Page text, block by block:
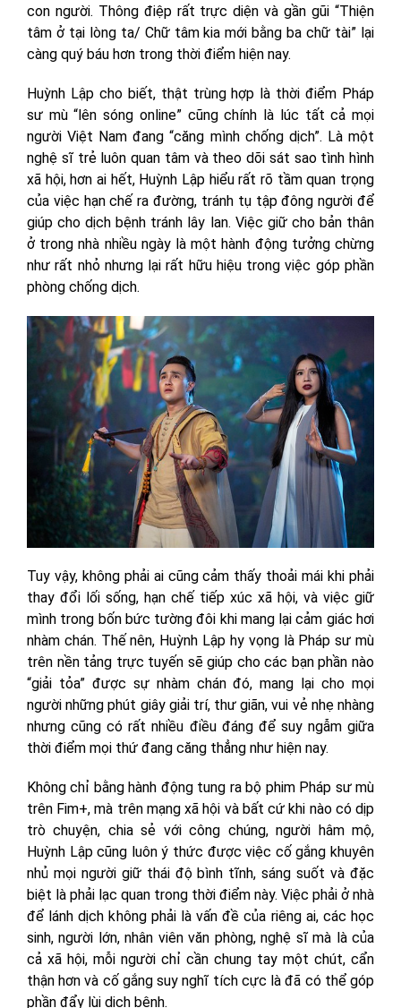
con người. Thông điệp rất trực diện và gần gũi “Thiện
tâm ở tại lòng ta/ Chữ tâm kia mới bằng ba chữ tài” lại
càng quý báu hơn trong thời điểm hiện nay.
Huỳnh Lập cho biết, thật trùng hợp là thời điểm Pháp
sư mù “lên sóng online” cũng chính là lúc tất cả mọi
người Việt Nam đang “căng mình chống dịch”. Là một
nghệ sĩ trẻ luôn quan tâm và theo dõi sát sao tình hình
xã hội, hơn ai hết, Huỳnh Lập hiểu rất rõ tầm quan trọng
của việc hạn chế ra đường, tránh tụ tập đông người để
giúp cho dịch bệnh tránh lây lan. Việc giữ cho bản thân
ở trong nhà nhiều ngày là một hành động tưởng chừng
như rất nhỏ nhưng lại rất hữu hiệu trong việc góp phần
phòng chống dịch.
Tuy vậy, không phải ai cũng cảm thấy thoải mái khi phải
thay đổi lối sống, hạn chế tiếp xúc xã hội, và việc giữ
mình trong bốn bức tường đôi khi mang lại cảm giác hơi
nhàm chán. Thế nên, Huỳnh Lập hy vọng là Pháp sư mù
trên nền tảng trực tuyến sẽ giúp cho các bạn phần nào
“giải tỏa” được sự nhàm chán đó, mang lại cho mọi
người những phút giây giải trí, thư giãn, vui vẻ nhẹ nhàng
nhưng cũng có rất nhiều điều đáng để suy ngẫm giữa
thời điểm mọi thứ đang căng thẳng như hiện nay.
Không chỉ bằng hành động tung ra bộ phim Pháp sư mù
trên Fim+, mà trên mạng xã hội và bất cứ khi nào có dịp
trò chuyện, chia sẻ với công chúng, người hâm mộ,
Huỳnh Lập cũng luôn ý thức được việc cố gắng khuyên
nhủ mọi người giữ thái độ bình tĩnh, sáng suốt và đặc
biệt là phải lạc quan trong thời điểm này. Việc phải ở nhà
để lánh dịch không phải là vấn đề của riêng ai, các học
sinh, người lớn, nhân viên văn phòng, nghệ sĩ mà là của
cả xã hội, mỗi người chỉ cần chung tay một chút, cẩn
thận hơn và cố gắng suy nghĩ tích cực là đã có thể góp
phần đẩy lùi dịch bệnh.